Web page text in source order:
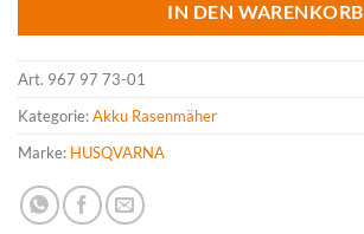
IN DEN WARENKORB
Art. 967 97 73-01
Kategorie:Akku Rasenmäher
Marke: HUSQVARNA